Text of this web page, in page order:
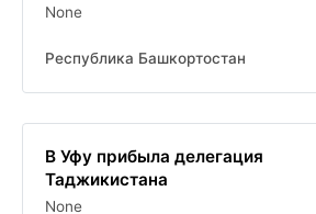
None
Республика Башкортостан
В Уфу прибыла делегация
Таджикистана
None